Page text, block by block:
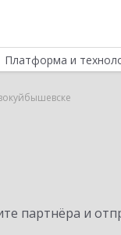
Платформа и
партнёра и